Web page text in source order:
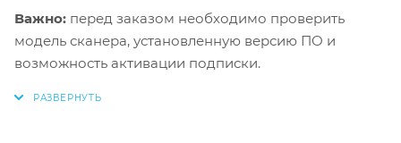
Важно: перед заказом необходимо проверить
модель сканера, установленную версию ПО и
возможность активации подписки.